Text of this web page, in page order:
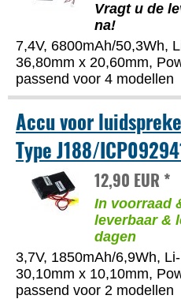
Vragt u de
na!
7,4V, 6800mAh/50,3Wh,
36,80mm x 20,60mm,
passend voor 4 modellen
Accu voor
Type J188/
12,90 EUR *
In voorraad
leverbaar &
dagen
3,7V, 1850mAh/6,9Wh,
30,10mm x 10,10mm,
passend voor 2 modellen